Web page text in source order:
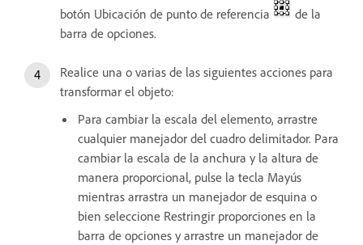
botón Ubicación de punto de referencia
de la
barra de opciones.
Realice una o varias de las siguientes acciones para
transformar el objeto:
Para cambiar la escala del elemento, arrastre
cualquier manejador del cuadro delimitador. Para
cambiar la escala de la anchura y la altura de
manera proporcional, pulse la tecla Mayús
mientras arrastra un manejador de esquina o
bien seleccione Restringir proporciones en la
barra de opciones y arrastre un manejador de